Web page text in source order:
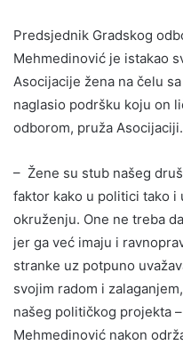
Predsjednik Gradskog
Mehmedinović je istakao
Asocijacije žena na čelu
naglasio podršku koju on
odborom, pruža Asocijaciji.
– Žene su stub našeg
faktor kako u politici tako i
okruženju. One ne treba
jer ga već imaju i
stranke uz potpuno
svojim radom i
našeg političkog projekta
Mehmedinović nakon